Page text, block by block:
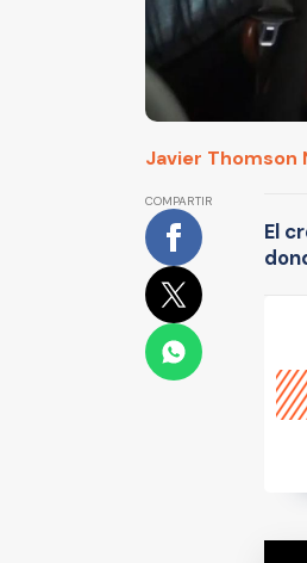
Javier Thomson
COMPARTIR
El